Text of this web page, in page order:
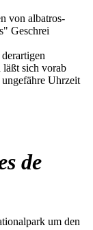
von albatros-
Geschrei
läßt sich vorab
Uhrzeit
de
um den